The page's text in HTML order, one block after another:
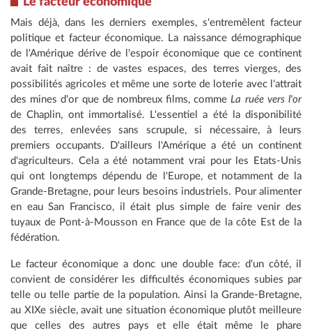
Mais déjà, dans les derniers exemples, s'entremêlent facteur
politique et facteur économique. La naissance démographique
de l'Amérique dérive de l'espoir économique que ce continent
avait fait naître : de vastes espaces, des terres vierges, des
possibilités agricoles et même une sorte de loterie avec l'attrait
des mines d'or que de nombreux films, commeLa ruée vers l'or
de Chaplin, ont immortalisé. L'essentiel a été la disponibilité
des terres, enlevées sans scrupule, si nécessaire, à leurs
premiers occupants. D'ailleurs l'Amérique a été un continent
d'agriculteurs. Cela a été notamment vrai pour les Etats-Unis
qui ont longtemps dépendu de l'Europe, et notamment de la
Grande-Bretagne, pour leurs besoins industriels. Pour alimenter
en eau San Francisco, il était plus simple de faire venir des
tuyaux de Pont-à-Mousson en France que de la côte Est de la
fédération.
Le facteur économique a donc une double face: d'un côté, il
convient de considérer les difficultés économiques subies par
telle ou telle partie de la population. Ainsi la Grande-Bretagne,
au XIXe siècle, avait une situation économique plutôt meilleure
que celles des autres pays et elle était même le phare